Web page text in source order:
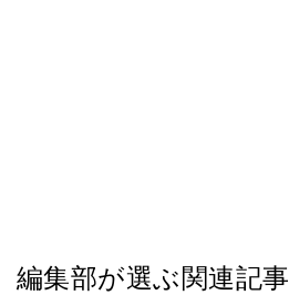
編集部が選ぶ関連記事